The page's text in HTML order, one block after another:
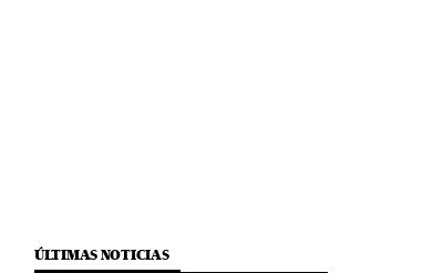
ÚLTIMAS NOTICIAS